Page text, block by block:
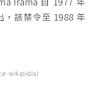
，該禁令至 1988 年
wikipidia)